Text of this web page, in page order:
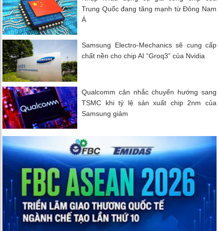
Trung Quốc đang tăng mạnh từ Đông Nam
Á
Samsung Electro-Mechanics sẽ cung cấp
chất nền cho chip AI “Groq3” của Nvidia
Qualcomm cân nhắc chuyển hướng sang
TSMC khi tỷ lệ sản xuất chip 2nm của
Samsung giảm